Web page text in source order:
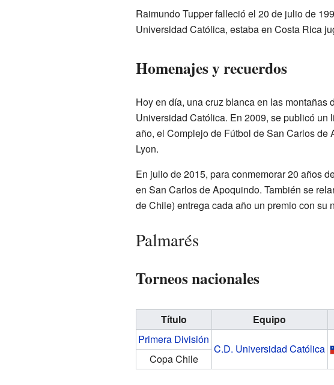
Raimundo Tupper falleció el 20 de julio de
Universidad Católica, estaba en Costa Rica
Homenajes y recuerdos
Hoy en día, una cruz blanca en las
Universidad Católica. En 2009, se publicó un
año, el Complejo de Fútbol de San Carlos
Lyon.
En julio de 2015, para conmemorar 20 años
en San Carlos de Apoquindo. También se
de Chile) entrega cada año un premio con su
Palmarés
Torneos nacionales
Título Equipo
Primera División
C.D. Universidad Católica
Copa Chile